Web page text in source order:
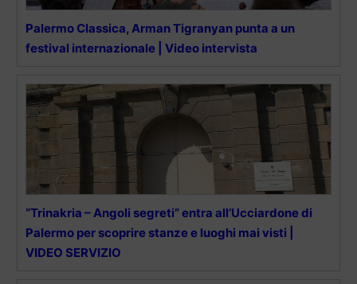
Palermo Classica, Arman Tigranyan punta a un
festival internazionale | Video intervista
“Trinakria – Angoli segreti” entra all’Ucciardone di
Palermo per scoprire stanze e luoghi mai visti |
VIDEO SERVIZIO